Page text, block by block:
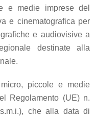
e medie imprese del
e cinematografica per
e audiovisive a
destinate alla
piccole e medie
Regolamento (UE) n.
che alla data di